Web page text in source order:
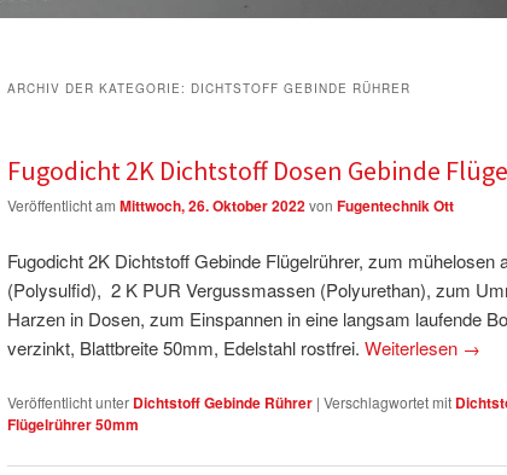
ARCHIV DER KATEGORIE: DICHTSTOFF GEBINDE RÜHRER
Fugodicht 2K Dichtstoff Dosen Gebinde
Veröffentlicht am Mittwoch, 26. Oktober 2022von Fugentechnik Ott
Fugodicht 2K Dichtstoff Gebinde Flügelrührer, zum
(Polysulfid), 2 K PUR Vergussmassen (Polyurethan), zum
Harzen in Dosen, zum Einspannen in eine langsam laufende
verzinkt, Blattbreite 50mm, Edelstahl rostfrei. Weiterlesen →
Veröffentlicht unter Dichtstoff Gebinde Rührer | Verschlagwortet mit
Flügelrührer 50mm